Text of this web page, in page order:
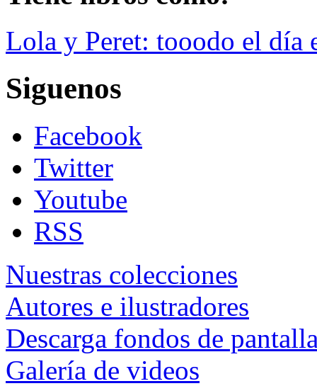
Lola y Peret: tooodo el día
Siguenos
Facebook
Twitter
Youtube
RSS
Nuestras colecciones
Autores e ilustradores
Descarga fondos de
Galería de videos